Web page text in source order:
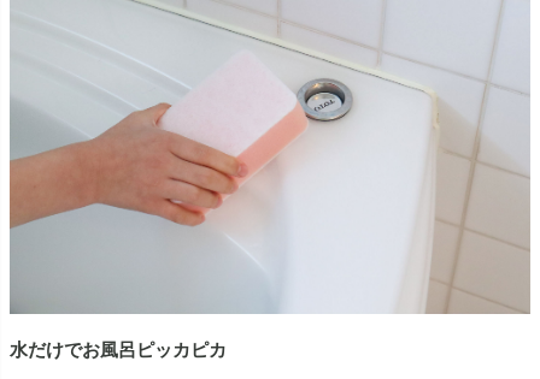
水だけでお風呂ピッカピカ